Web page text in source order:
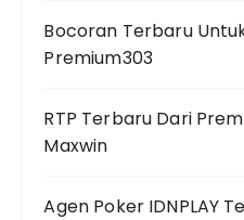
Bocoran Terbaru
Premium303
RTP Terbaru Dari
Maxwin
Agen Poker IDNPLAY